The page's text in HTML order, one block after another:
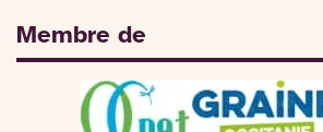
Membre de